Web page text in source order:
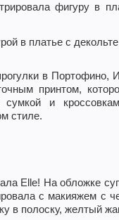
фигуру в
в Портофино,
принтом,
сумкой и
стиле.
Elle! На обложке
с макияжем с
полоску, желтый